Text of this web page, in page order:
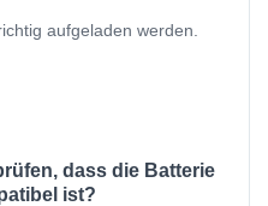
aufgeladen werden.
dass die Batterie
ist?